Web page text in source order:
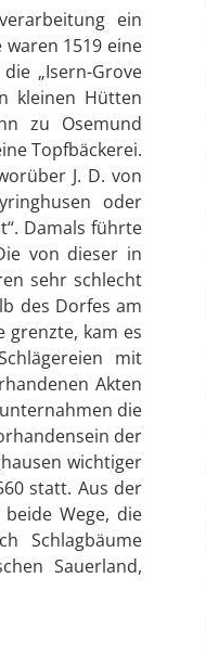
ein
1519 eine
„Isern-Grove
kleinen Hütten
zu Osemund
Topfbäckerei.
J. D. von
oder
Damals führte
von dieser in
sehr schlecht
des Dorfes am
grenzte, kam es
mit
Akten
die
der
wichtiger
statt. Aus der
Wege, die
Schlagbäume
Sauerland,